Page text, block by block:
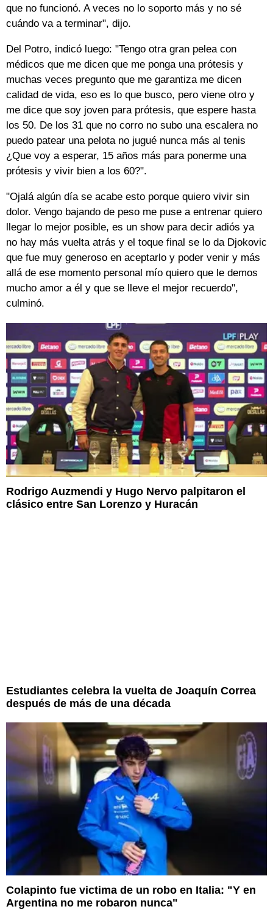
que no funcionó. A veces no lo soporto más y no sé
cuándo va a terminar", dijo.
Del Potro, indicó luego: "Tengo otra gran pelea con
médicos que me dicen que me ponga una prótesis y
muchas veces pregunto que me garantiza me dicen
calidad de vida, eso es lo que busco, pero viene otro y
me dice que soy joven para prótesis, que espere hasta
los 50. De los 31 que no corro no subo una escalera no
puedo patear una pelota no jugué nunca más al tenis
¿Que voy a esperar, 15 años más para ponerme una
prótesis y vivir bien a los 60?".
"Ojalá algún día se acabe esto porque quiero vivir sin
dolor. Vengo bajando de peso me puse a entrenar quiero
llegar lo mejor posible, es un show para decir adiós ya
no hay más vuelta atrás y el toque final se lo da Djokovic
que fue muy generoso en aceptarlo y poder venir y más
allá de ese momento personal mío quiero que le demos
mucho amor a él y que se lleve el mejor recuerdo",
culminó.
Rodrigo Auzmendi y Hugo Nervo palpitaron el
clásico entre San Lorenzo y Huracán
Estudiantes celebra la vuelta de Joaquín Correa
después de más de una década
Colapinto fue victima de un robo en Italia: "Y en
Argentina no me robaron nunca"